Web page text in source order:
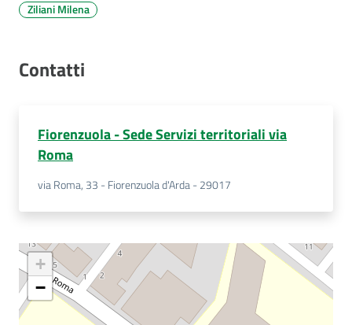
Ziliani Milena
Contatti
Fiorenzuola - Sede Servizi territoriali via
Roma
via Roma, 33 - Fiorenzuola d'Arda - 29017
+
−